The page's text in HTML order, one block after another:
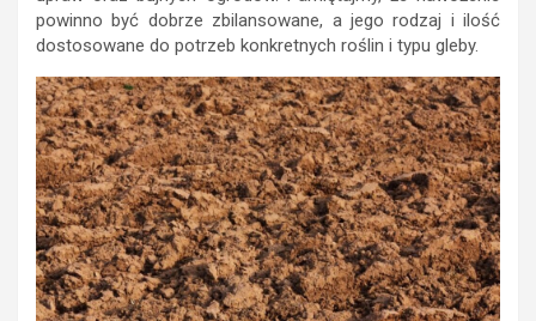
powinno być dobrze zbilansowane, a jego rodzaj i ilość
dostosowane do potrzeb konkretnych roślin i typu gleby.